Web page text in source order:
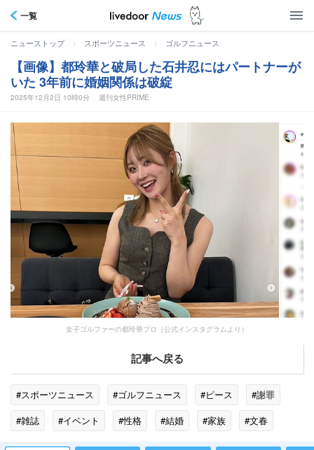
一覧
ニューストップ > スポーツニュース > ゴルフニュース
【画像】都玲華と破局した石井忍にはパートナーが
いた 3年前に婚姻関係は破綻
2025年12月2日 10時0分 週刊女性PRIME
女子ゴルファーの都玲華プロ（公式インスタグラムより）
記事へ戻る
#スポーツニュース #ゴルフニュース #ピース
#謝罪
#雑誌
#イベント #性格 #結婚 #家族
#文春
#小学生